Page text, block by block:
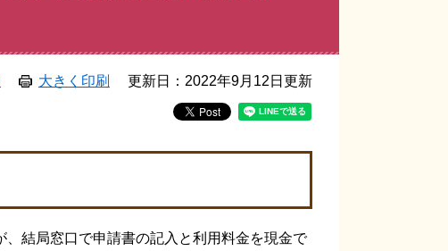
大きく印刷 更新日：2022年9月12日更新
結局窓口で申請書の記入と利用料金を現金で